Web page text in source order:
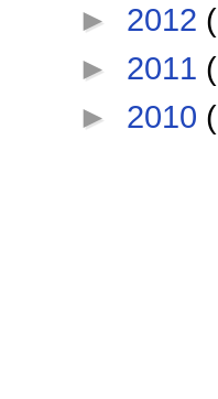
► 2012
► 2011
► 2010